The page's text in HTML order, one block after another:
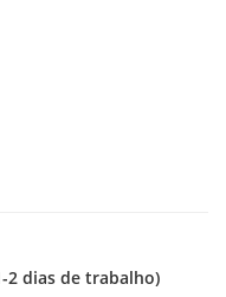
2 dias de trabalho)